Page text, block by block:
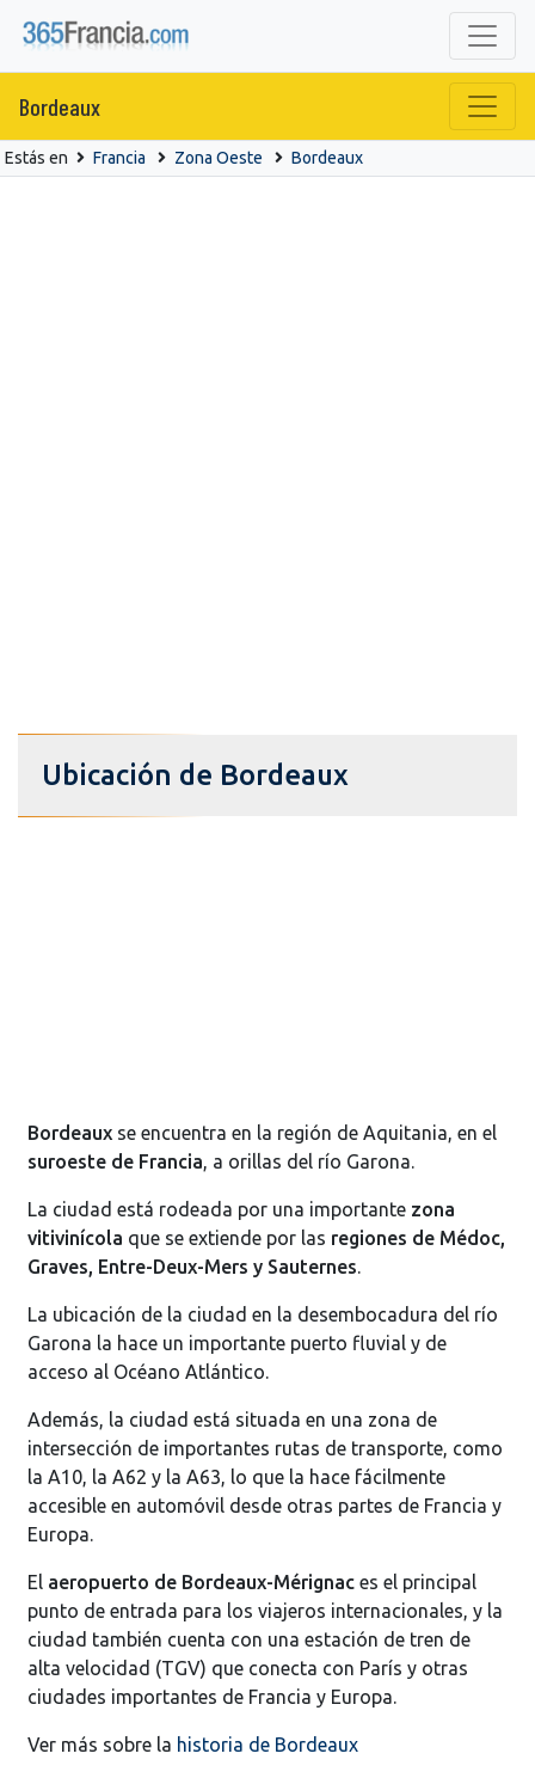
Bordeaux
Estás en Francia Zona Oeste Bordeaux
Ubicación de Bordeaux
Bordeaux se encuentra en la región de Aquitania, en el
suroeste de Francia, a orillas del río Garona.
La ciudad está rodeada por una importante zona
vitivinícola que se extiende por las regiones de Médoc,
Graves, Entre-Deux-Mers y Sauternes.
La ubicación de la ciudad en la desembocadura del río
Garona la hace un importante puerto fluvial y de
acceso al Océano Atlántico.
Además, la ciudad está situada en una zona de
intersección de importantes rutas de transporte, como
la A10, la A62 y la A63, lo que la hace fácilmente
accesible en automóvil desde otras partes de Francia y
Europa.
El aeropuerto de Bordeaux-Mérignac es el principal
punto de entrada para los viajeros internacionales, y la
ciudad también cuenta con una estación de tren de
alta velocidad (TGV) que conecta con París y otras
ciudades importantes de Francia y Europa.
Ver más sobre la historia de Bordeaux